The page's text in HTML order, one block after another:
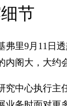
节
弗里9月11日
阁大，大约
究中心执行主